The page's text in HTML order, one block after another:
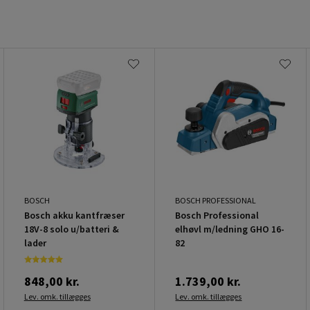
BOSCH
Bosch akku kantfræser
18V-8 solo u/batteri &
lader
848,00 kr.
Lev. omk. tillægges
BOSCH PROFESSIONAL
Bosch Professional
elhøvl m/ledning GHO 16-
82
1.739,00 kr.
Lev. omk. tillægges